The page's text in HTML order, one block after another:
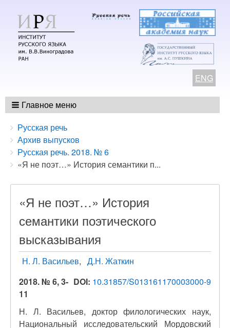
ENG
Главное меню
Breadcrumbs
You
are
here:
Русская речь
Архив выпусков
Русская речь. 2018. № 6
«Я не поэт…» История семантики п...
«Я не поэт…» История
семантики поэтического
высказывания
Н. Л. Васильев
Д.Н. Жаткин
DOI: 10.31857/S013161170003000-9
2018. № 6, 3-
11
Н. Л. Васильев, доктор филологических наук,
Национальный исследовательский Мордовский